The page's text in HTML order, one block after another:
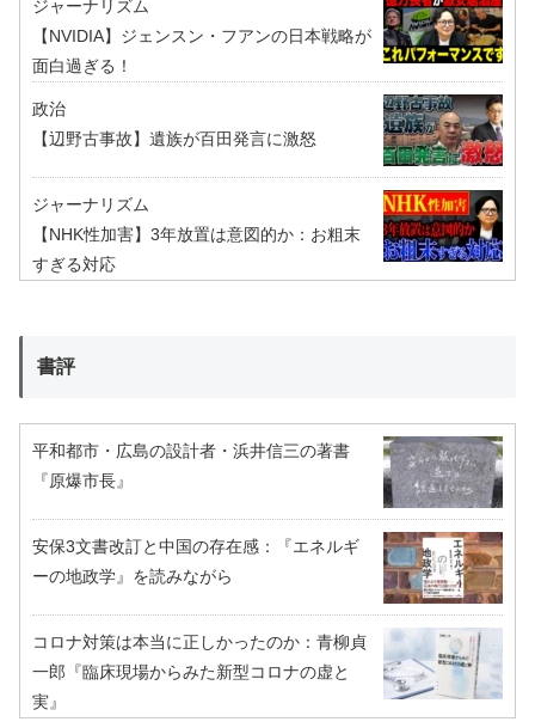
ジャーナリズム
【NVIDIA】ジェンスン・フアンの日本戦略が
面白過ぎる！
政治
【辺野古事故】遺族が百田発言に激怒
ジャーナリズム
【NHK性加害】3年放置は意図的か：お粗末
すぎる対応
書評
平和都市・広島の設計者・浜井信三の著書
『原爆市長』
安保3文書改訂と中国の存在感：『エネルギ
ーの地政学』を読みながら
コロナ対策は本当に正しかったのか：青柳貞
一郎『臨床現場からみた新型コロナの虚と
実』